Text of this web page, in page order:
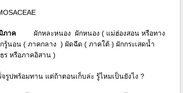
ภาค ผักหละหนอง ผักหนอง ( แม่ฮ่องสอน หรือทาง
รู้นอน ( ภาคกลาง ) ผัดฉีด ( ภาคใต้ ) ผักกระเสดน้ำ
ร หรือภาคอิสาน )
รูปพร้อมทาน แต่ถ้าตอนเก็บล่ะ รู้ไหมเป็นยังไง ?